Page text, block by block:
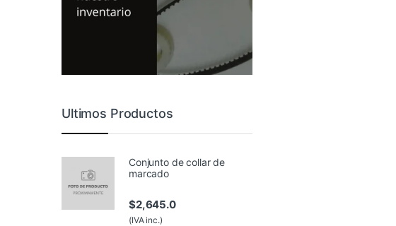
Ultimos Productos
Conjunto de collar de
marcado
$2,645.0
(IVA inc.)